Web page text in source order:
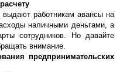
выдают работникам авансы на
наличными деньгами, а
сотрудников. Но давайте
внимание.
предпринимательских